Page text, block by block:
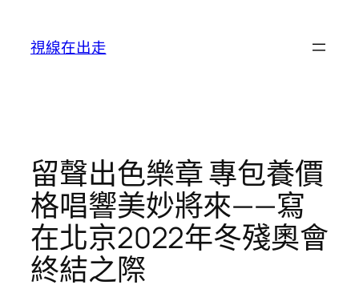
視線在出走
留聲出色樂章 專包養價
格唱響美妙將來——寫
在北京2022年冬殘奧會
終結之際